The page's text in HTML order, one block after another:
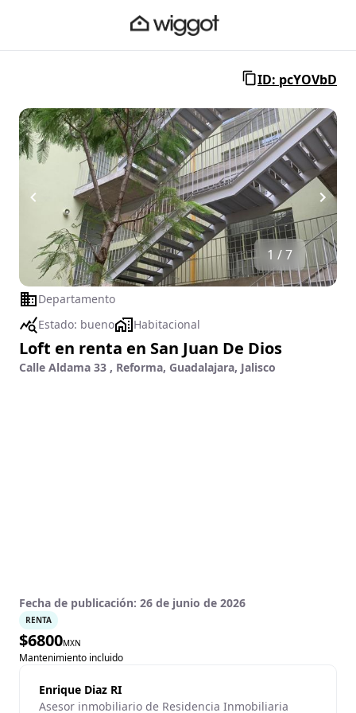
ID: pcYOVbD
1 / 7
Departamento
Estado: bueno Habitacional
Loft en renta en San Juan De Dios
Calle Aldama 33 , Reforma, Guadalajara, Jalisco
Fecha de publicación: 26 de junio de 2026
RENTA
$6800MXN
Mantenimiento incluido
Enrique Diaz RI
Asesor inmobiliario de Residencia Inmobiliaria